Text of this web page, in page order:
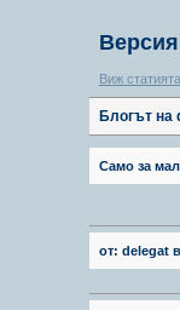
Виж
Блогът на
Само за
от: delegat